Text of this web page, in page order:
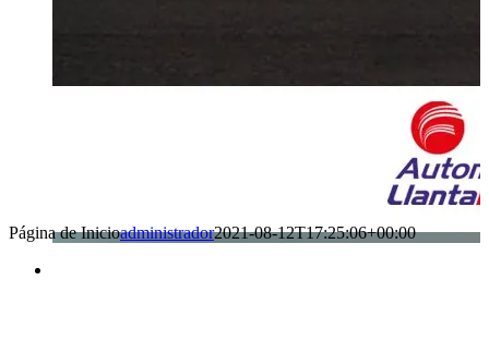
Página de Inicioadministrador2021-08-12T17:25:06+00:00